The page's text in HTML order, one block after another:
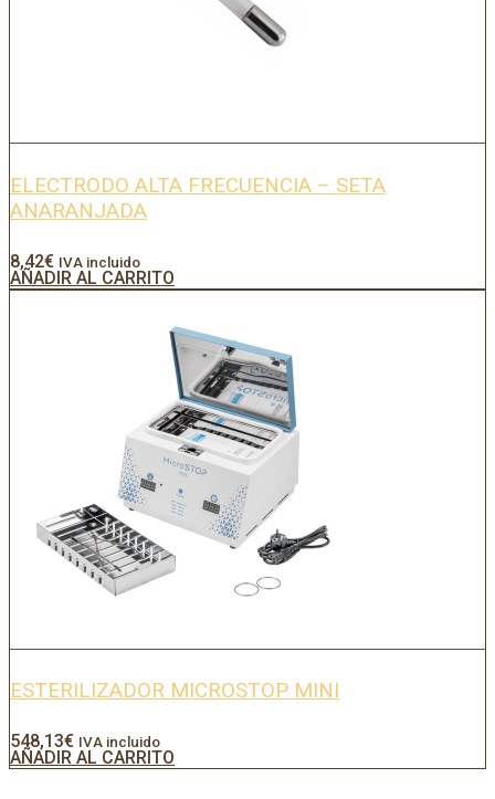
ELECTRODO ALTA FRECUENCIA – SETA
ANARANJADA
8,42€ IVA incluido
AÑADIR AL CARRITO
ESTERILIZADOR MICROSTOP MINI
548,13€ IVA incluido
AÑADIR AL CARRITO